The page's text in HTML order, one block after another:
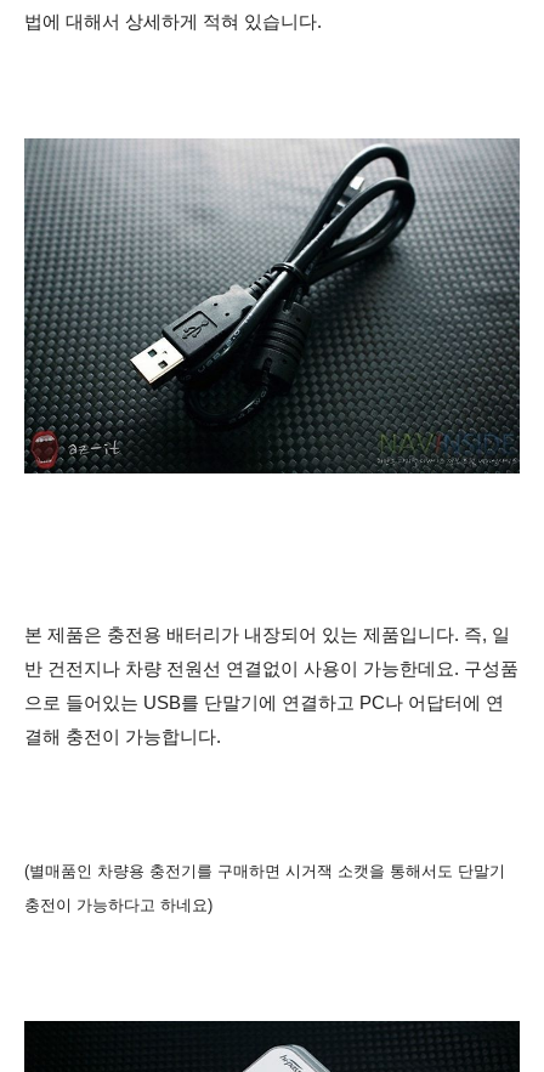
법에 대해서 상세하게 적혀 있습니다.
본 제품은 충전용 배터리가 내장되어 있는 제품입니다. 즉, 일
반 건전지나 차량 전원선 연결없이 사용이 가능한데요. 구성품
으로 들어있는 USB를 단말기에 연결하고 PC나 어답터에 연
결해 충전이 가능합니다.
(별매품인 차량용 충전기를 구매하면 시거잭 소캣을 통해서도 단말기
충전이 가능하다고 하네요)